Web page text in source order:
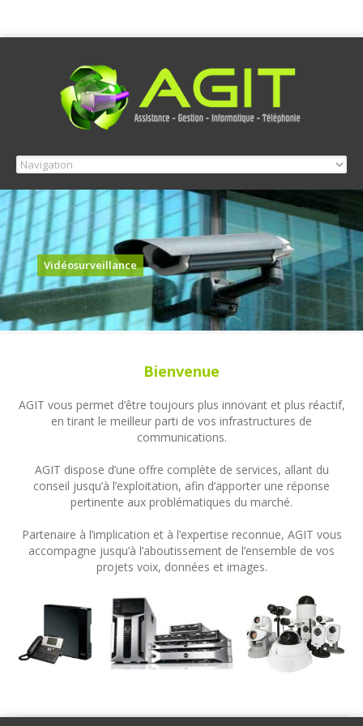
Vidéosurveillance
Bienvenue
AGIT vous permet d’être toujours plus innovant et plus réactif,
en tirant le meilleur parti de vos infrastructures de
communications.
AGIT dispose d’une offre complète de services, allant du
conseil jusqu’à l’exploitation, afin d’apporter une réponse
pertinente aux problématiques du marché.
Partenaire à l’implication et à l’expertise reconnue, AGIT vous
accompagne jusqu’à l’aboutissement de l’ensemble de vos
projets voix, données et images.